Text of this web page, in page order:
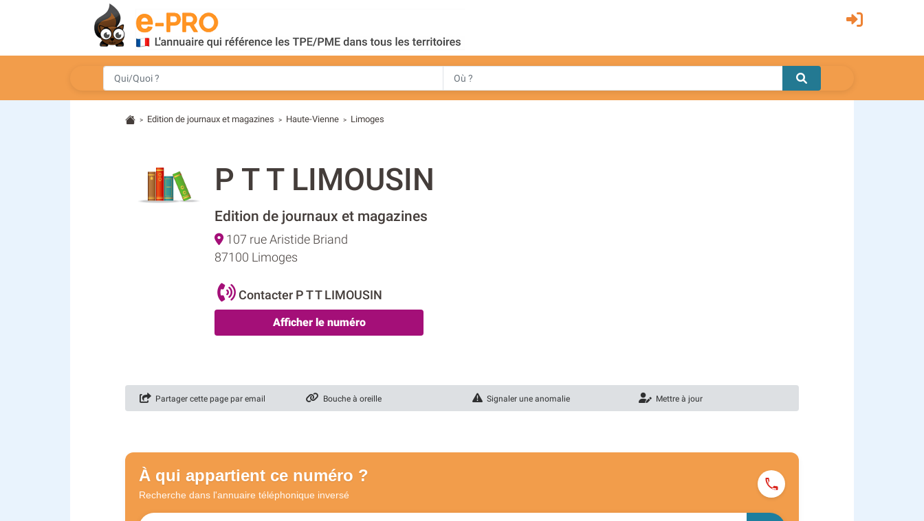
> Edition de journaux et magazines > Haute-Vienne > Limoges
P T T LIMOUSIN
Edition de journaux et magazines
107 rue Aristide Briand
87100 Limoges
Contacter P T T LIMOUSIN
Afficher le numéro
Partager cette page par email Bouche à oreille Signaler une anomalie Mettre à jour
À qui appartient ce numéro ?
Recherche dans l'annuaire téléphonique inversé